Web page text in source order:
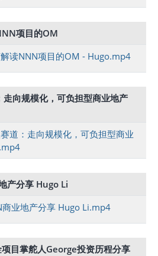
项目的OM
读NNN项目的OM - Hugo.mp4
向规模化，可负担型商业地产
道：走向规模化，可负担型商业
产分享 Hugo Li
业地产分享 Hugo Li.mp4
目掌舵人George投资历程分享